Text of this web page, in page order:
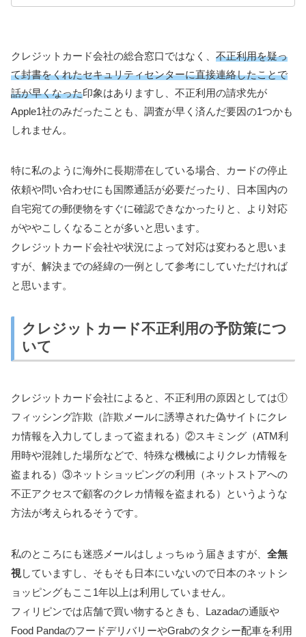
クレジットカード会社の総合窓口ではなく、 不正利用を疑っ
て封書をくれたセキュリティセンターに直接連絡したことで
話が早くなった印象はありますし、不正利用の請求先が
Apple1社のみだったことも、調査が早く済んだ要因の1つかも
しれません。
特に私のように海外に長期滞在している場合、カードの停止
依頼や問い合わせにも国際通話が必要だったり、日本国内の
自宅宛ての郵便物をすぐに確認できなかったりと、より対応
がややこしくなることが多いと思います。
クレジットカード会社や状況によって対応は変わると思いま
すが、解決までの経緯の一例として参考にしていただければ
と思います。
クレジットカード不正利用の予防策につ
いて
クレジットカード会社によると、不正利用の原因としては①
フィッシング詐欺（詐欺メールに誘導された偽サイトにクレ
カ情報を入力してしまって盗まれる）②スキミング（ATM利
用時や混雑した場所などで、特殊な機械によりクレカ情報を
盗まれる）③ネットショッピングの利用（ネットストアへの
不正アクセスで顧客のクレカ情報を盗まれる）というような
方法が考えられるそうです。
私のところにも迷惑メールはしょっちゅう届きますが、 全無
視していますし、そもそも日本にいないので日本のネットシ
ョッピングもここ1年以上は利用していません。
フィリピンでは店舗で買い物するときも、Lazadaの通販や
Food PandaのフードデリバリーやGrabのタクシー配車を利用